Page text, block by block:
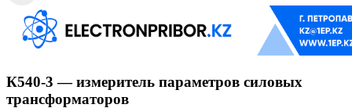
К540-3 — измеритель параметров силовых
трансформаторов